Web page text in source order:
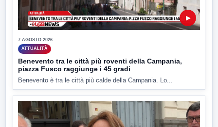
▶
7 AGOSTO 2026
ATTUALITÀ
Benevento tra le città più roventi della Campania,
piazza Fusco raggiunge i 45 gradi
Benevento è tra le città più calde della Campania. Lo...